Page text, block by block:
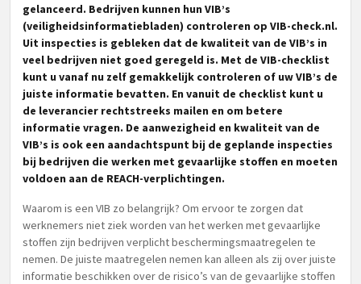
gelanceerd. Bedrijven kunnen hun VIB’s
(veiligheidsinformatiebladen) controleren op VIB-check.nl.
Uit inspecties is gebleken dat de kwaliteit van de VIB’s in
veel bedrijven niet goed geregeld is. Met de VIB-checklist
kunt u vanaf nu zelf gemakkelijk controleren of uw VIB’s de
juiste informatie bevatten. En vanuit de checklist kunt u
de leverancier rechtstreeks mailen en om betere
informatie vragen. De aanwezigheid en kwaliteit van de
VIB’s is ook een aandachtspunt bij de geplande inspecties
bij bedrijven die werken met gevaarlijke stoffen en moeten
voldoen aan de REACH-verplichtingen.
Waarom is een VIB zo belangrijk? Om ervoor te zorgen dat
werknemers niet ziek worden van het werken met gevaarlijke
stoffen zijn bedrijven verplicht beschermingsmaatregelen te
nemen. De juiste maatregelen nemen kan alleen als zij over juiste
informatie beschikken over de risico’s van de gevaarlijke stoffen